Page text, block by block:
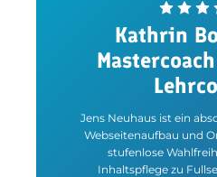
Kathrin
Jens Neuhaus ist ein
Webseitenaufbau und
stufenlose
Inhaltspflege zu